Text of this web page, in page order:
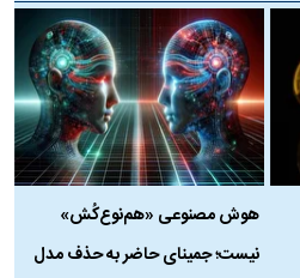
هوش مصنوعی «هم‌نوع‌کُش»
نیست؛ جمینای حاضر به حذف مدل